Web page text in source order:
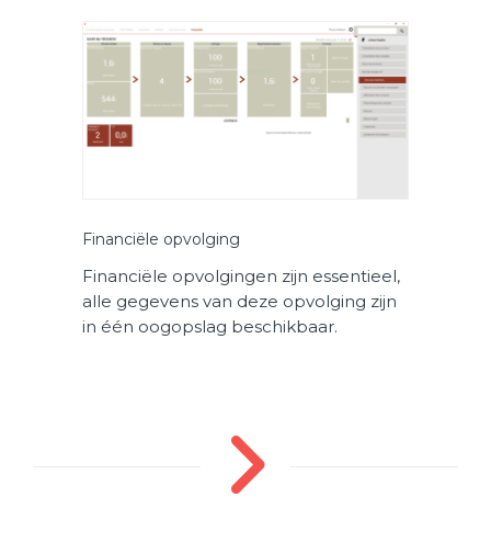
Financiële opvolging
Financiële opvolgingen zijn essentieel,
alle gegevens van deze opvolging zijn
in één oogopslag beschikbaar.